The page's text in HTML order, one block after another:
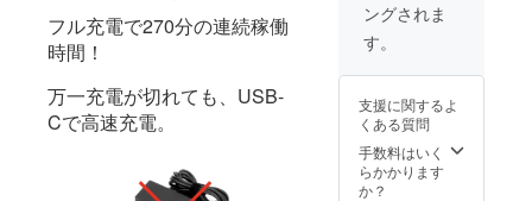
フル充電で270分の連続稼働
時間！
万一充電が切れても、USB-
Cで高速充電。
プ 1個
ニュア
※色は5
種類か
らお選
びいた
だけま
ングされま
す。
支援に関するよ
くある質問
手数料はいく
らかかります
か？